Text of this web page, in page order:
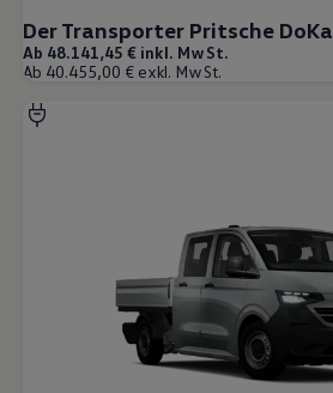
Der Transporter Pritsche DoKa
Ab 48.141,45 € inkl. MwSt.
Ab 40.455,00 € exkl. MwSt.